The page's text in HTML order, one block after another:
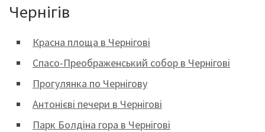
Чернігів
Красна площа в Чернігові
Спасо-Преображенський собор в Чернігові
Прогулянка по Чернігову
Антонієві печери в Чернігові
Парк Болдіна гора в Чернігові